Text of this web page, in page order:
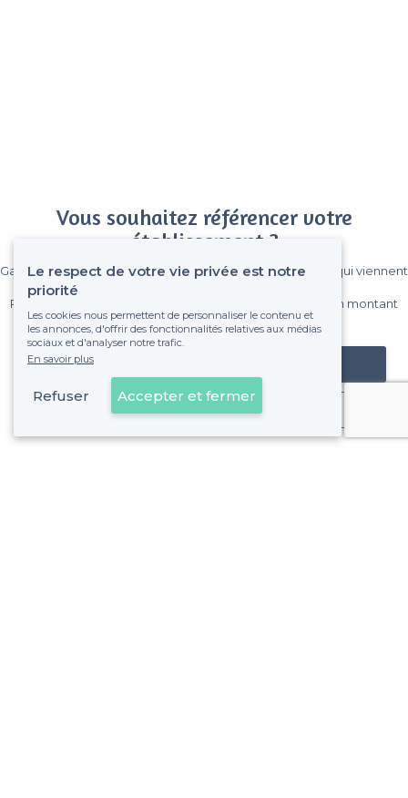
Vous souhaitez référencer votre
établissement ?
Gagnez de nombreux clients parmi le million de visiteurs qui viennent
Pas de commissions et sans engagement, vous payez un montant
fixe sans risque de voir déraper la facture.
Référencer mon établissement
Déjà client
Le respect de votre vie privée est notre
priorité
Les cookies nous permettent de personnaliser le contenu et
les annonces, d'offrir des fonctionnalités relatives aux médias
sociaux et d'analyser notre trafic.
En savoir plus
Refuser Accepter et fermer